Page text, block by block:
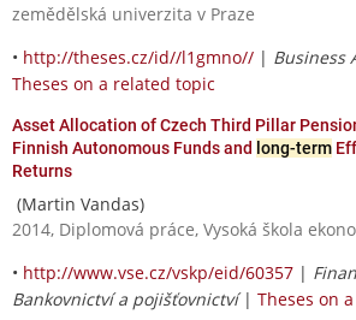
zemědělská univerzita v Praze
• http://theses.cz/id//l1gmno// | Business
Theses on a related topic
Asset Allocation of Czech Third Pillar
Finnish Autonomous Funds and long-term
Returns
(Martin Vandas)
2014, Diplomová práce, Vysoká škola
• http://www.vse.cz/vskp/eid/60357 |
Bankovnictví a pojišťovnictví| Theses on